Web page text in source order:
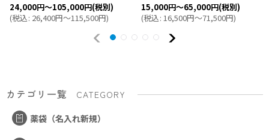
24,000円～105,000円(税別)
(税込: 26,400円～115,500円)
15,000円～65,000円(税別)
(税込: 16,500円～71,500円)
カテゴリ一覧
CATEGORY
薬袋（名入れ新規）